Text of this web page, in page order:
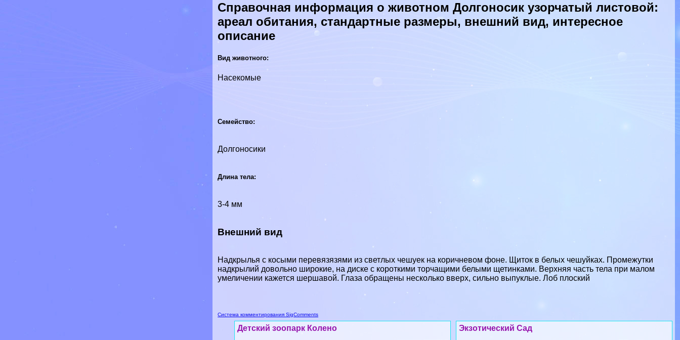
Справочная информация о животном Долгоносик узорчатый листовой:
ареал обитания, стандартные размеры, внешний вид, интересное
описание
Вид животного:
Насекомые
Семейство:
Долгоносики
Длина тела:
3-4 мм
Внешний вид
Надкрылья с косыми перевязязями из светлых чешуек на коричневом фоне. Щиток в белых чешуйках. Промежутки
надкрылий довольно широкие, на диске с короткими торчащими белыми щетинками. Верхняя часть тела при малом
умеличении кажется шершавой. Глаза обращены несколько вверх, сильно выпуклые. Лоб плоский
Система комментирования SigComments
Экзотический Сад
Детский зоопарк Колено